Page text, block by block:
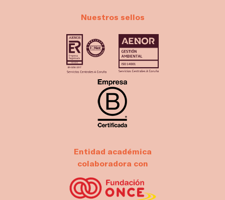
Nuestros sellos
Entidad académica
colaboradora con